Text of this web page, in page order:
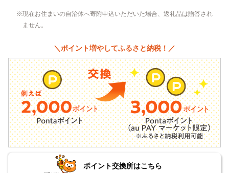
現在お住まいの自治体へ寄附申込いただいた場合、返礼品は贈答され
ません。
＼ポイント増やしてふるさと納税！／
ポイント交換所はこちら